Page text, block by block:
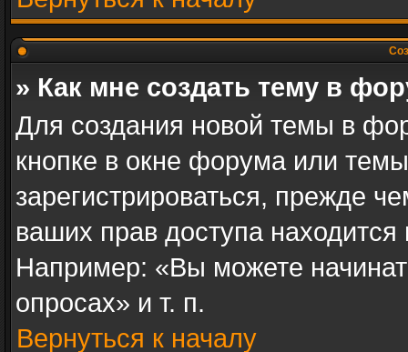
» Как мне создать тему в
Для создания новой темы в
кнопке в окне форума или
зарегистрироваться, прежде
ваших прав доступа
Например: «Вы можете
опросах» и т. п.
Вернуться к началу